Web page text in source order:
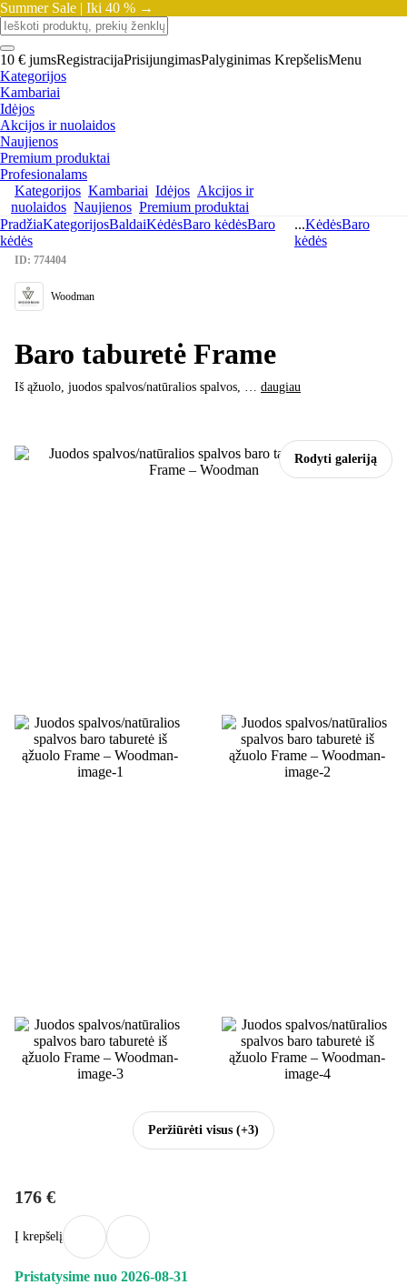
Summer Sale | Iki 40 % →
10 € jumsRegistracijaPrisijungimasPalyginimas KrepšelisMenu
Kategorijos
Kambariai
Idėjos
Akcijos ir nuolaidos
Naujienos
Premium produktai
Profesionalams
Kategorijos Kambariai Idėjos Akcijos ir
nuolaidos Naujienos Premium produktai
PradžiaKategorijosBaldaiKėdėsBaro kėdėsBaro
kėdės
...KėdėsBaro
kėdės
Rodyti galeriją
Peržiūrėti visus (+3)
ID: 774404
Woodman
Baro taburetė Frame
Iš ąžuolo, juodos spalvos/natūralios spalvos, … daugiau
176 €
Į krepšelį
Pristatysime nuo 2026‑08‑31